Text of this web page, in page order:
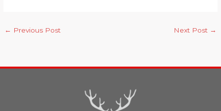
← Previous Post Next Post →